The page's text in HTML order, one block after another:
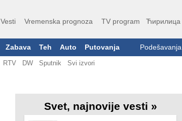
Vesti Vremenska prognoza TV program Ћирилица
Zabava Teh Auto Putovanja Podešavanja
RTV DW Sputnik Svi izvori
Svet, najnovije vesti »